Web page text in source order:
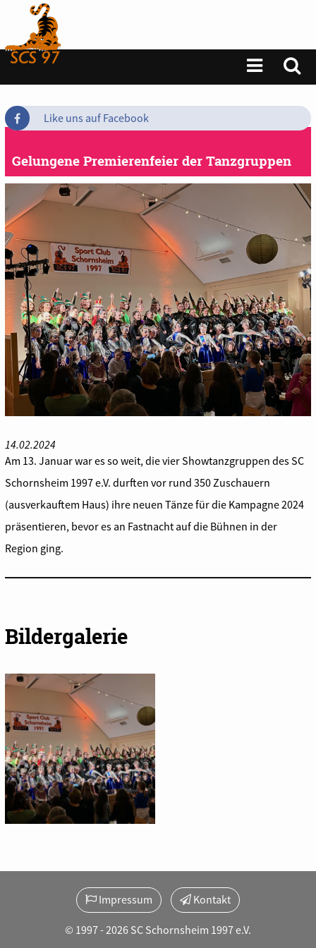
Like uns auf Facebook
Gelungene Premierenfeier der Tanzgruppen
14.02.2024
Am 13. Januar war es so weit, die vier Showtanzgruppen des SC
Schornsheim 1997 e.V. durften vor rund 350 Zuschauern
(ausverkauftem Haus) ihre neuen Tänze für die Kampagne 2024
präsentieren, bevor es an Fastnacht auf die Bühnen in der
Region ging.
Bildergalerie
Impressum Kontakt
© 1997 - 2026 SC Schornsheim 1997 e.V.